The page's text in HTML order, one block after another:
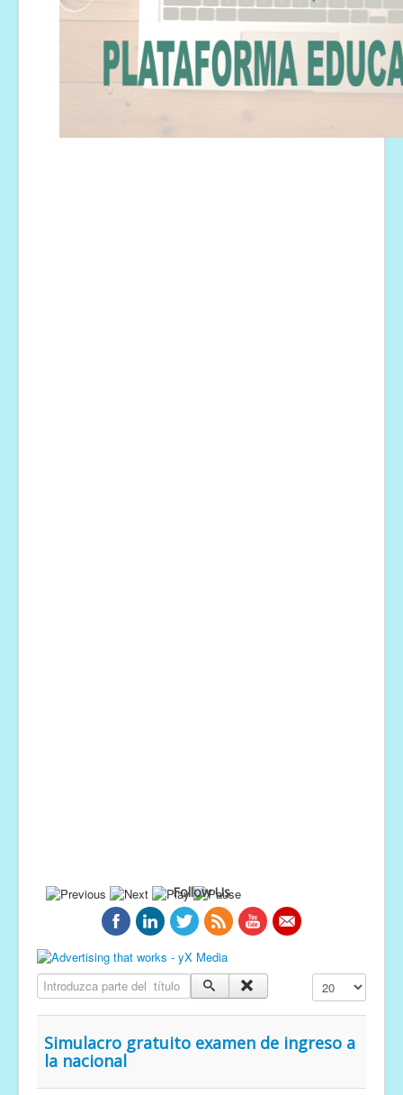
Follow Us
Introduzca parte del título Cantidad a
Simulacro gratuito examen de ingreso a
la nacional